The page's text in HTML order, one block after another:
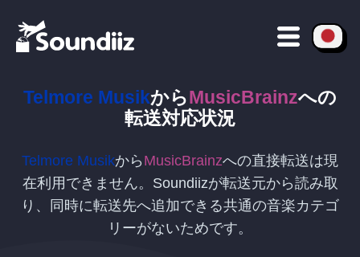
Telmore MusikからMusicBrainzへの
転送対応状況
Telmore Musikから MusicBrainzへの直接転送は現
在利用できません。Soundiizが転送元から読み取
り、同時に転送先へ追加できる共通の音楽カテゴ
リーがないためです。